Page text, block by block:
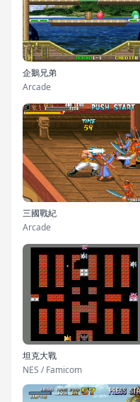
企鵝兄弟
Arcade
三國戰紀
Arcade
坦克大戰
NES / Famicom